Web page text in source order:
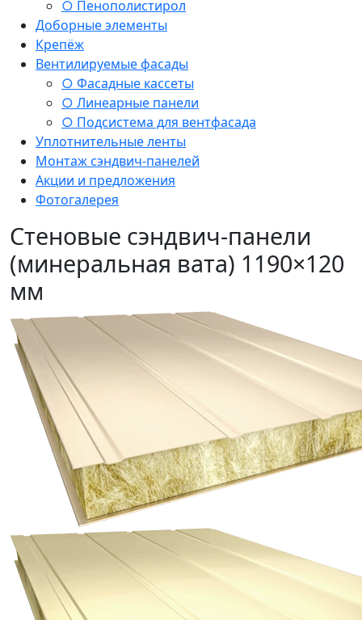
○ Пенополистирол
Доборные элементы
Крепёж
Вентилируемые фасады
○ Фасадные кассеты
○ Линеарные панели
○ Подсистема для вентфасада
Уплотнительные ленты
Монтаж сэндвич-панелей
Акции и предложения
Фотогалерея
Стеновые сэндвич-панели
(минеральная вата) 1190×120
мм